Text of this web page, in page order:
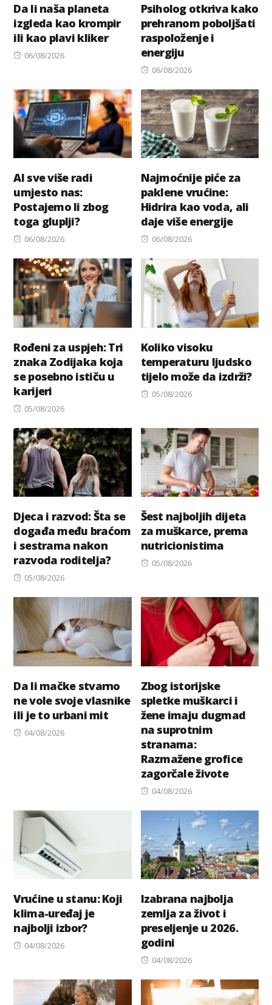
Da li naša planeta
izgleda kao krompir
ili kao plavi kliker
Posted
06/08/2026
Psiholog otkriva kako
prehranom poboljšati
raspoloženje i
energiju
Posted
06/08/2026
AI sve više radi
umjesto nas:
Postajemo li zbog
toga gluplji?
Posted
06/08/2026
Najmoćnije piće za
paklene vrućine:
Hidrira kao voda, ali
daje više energije
Posted
06/08/2026
Rođeni za uspjeh: Tri
znaka Zodijaka koja
se posebno ističu u
karijeri
Posted
05/08/2026
Koliko visoku
temperaturu ljudsko
tijelo može da izdrži?
Posted
05/08/2026
Djeca i razvod: Šta se
događa među braćom
i sestrama nakon
razvoda roditelja?
Posted
05/08/2026
Šest najboljih dijeta
za muškarce, prema
nutricionistima
Posted
05/08/2026
Da li mačke stvarno
ne vole svoje vlasnike
ili je to urbani mit
Posted
04/08/2026
Zbog istorijske
spletke muškarci i
žene imaju dugmad
na suprotnim
stranama:
Razmažene grofice
zagorčale živote
Posted
04/08/2026
Vrućine u stanu: Koji
klima-uređaj je
najbolji izbor?
Posted
04/08/2026
Izabrana najbolja
zemlja za život i
preseljenje u 2026.
godini
Posted
04/08/2026